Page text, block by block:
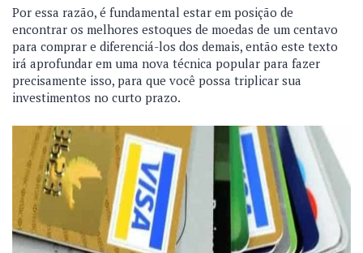
Por essa razão, é fundamental estar em posição de
encontrar os melhores estoques de moedas de um centavo
para comprar e diferenciá-los dos demais, então este texto
irá aprofundar em uma nova técnica popular para fazer
precisamente isso, para que você possa triplicar sua
investimentos no curto prazo.